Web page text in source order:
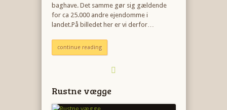
baghave. Det samme gør sig gældende
for ca 25.000 andre ejendomme i
landet.På billedet her er vi derfor…
continue reading
Rustne vægge